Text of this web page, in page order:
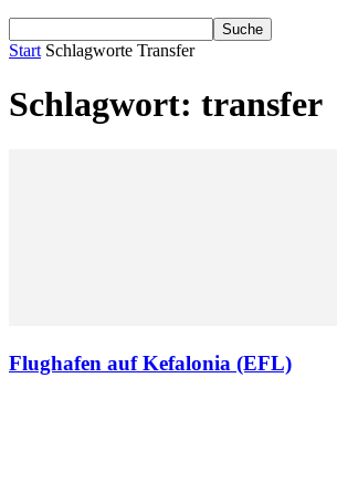
Start Schlagworte Transfer
Schlagwort: transfer
Flughafen auf Kefalonia (EFL)